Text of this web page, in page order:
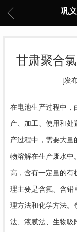
巩
甘肃聚合
[发
在电池生产过程中，
产、加工、使用和处
产过程中，需要大
物溶解在生产废水中
高，含有一定量的有
理主要是含氟、含铅
理方法和化学方法。
法、液膜法、生物吸